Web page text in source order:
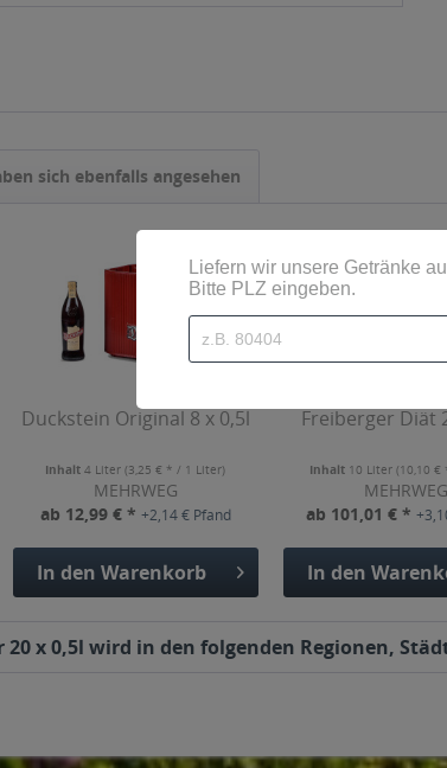
sich ebenfalls angesehen
Duckstein Original 8 x 0,5l
Inhalt4 Liter(3,25 € * / 1 Liter)
MEHRWEG
ab 12,99 € * +2,14 € Pfand
In den Warenkorb
Freiberger Diät
Inhalt 10 Liter (10,10
MEHRWEG
ab 101,01 € *
In den
20 x 0,5l wird in den folgenden Regionen,